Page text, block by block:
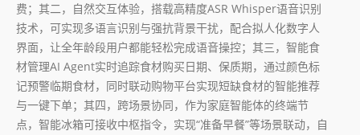
费；其二，自然交互体验，搭载高精度ASR Whisper语音识别
技术，可实现多语言识别与强抗背景干扰，配合拟人化数字人
界面，让全年龄段用户都能轻松完成语音操控；其三，智能食
材管理AI Agent实时追踪食材购买日期、保质期，通过颜色标
记预警临期食材，同时联动购物平台实现短缺食材的智能推荐
与一键下单；其四，跨场景协同，作为家庭智能体的终端节
点，智能冰箱可接收中枢指令，实现“准备早餐”等场景联动，自